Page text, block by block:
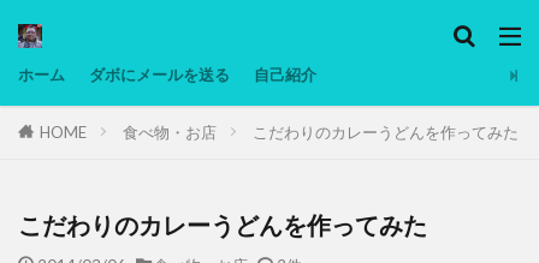
ホーム ダボにメールを送る 自己紹介
HOME 食べ物・お店 こだわりのカレーうどんを作ってみた
こだわりのカレーうどんを作ってみた
タグ
マレーシア動画
ヨーグルト